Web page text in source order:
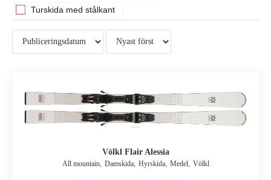
Turskida med stålkant
Völkl Flair Alessia
All mountain, Damskida, Hyrskida, Medel, Völkl